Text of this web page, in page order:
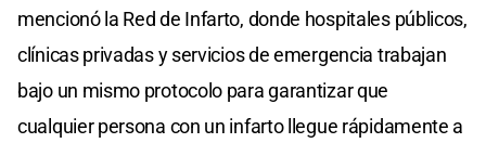
mencionó la Red de Infarto, donde hospitales públicos,
clínicas privadas y servicios de emergencia trabajan
bajo un mismo protocolo para garantizar que
cualquier persona con un infarto llegue rápidamente a